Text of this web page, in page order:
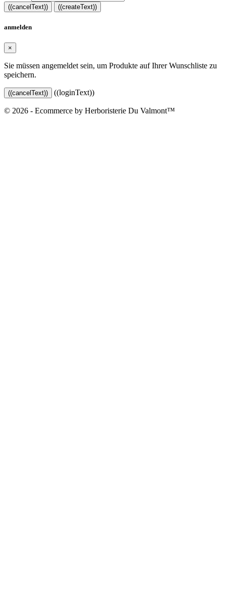
((cancelText)) ((createText))
anmelden
×
Sie müssen angemeldet sein, um Produkte auf Ihrer Wunschliste zu
speichern.
((cancelText)) ((loginText))
© 2026 - Ecommerce by Herboristerie Du Valmont™